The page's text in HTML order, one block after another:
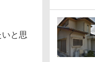
いと思